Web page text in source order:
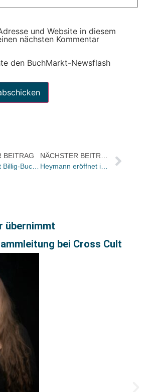
und Website in diesem
nächsten Kommentar
den BuchMarkt-Newsflash
BEITRAG
SZ startet Billig-Buch-Aktion mit Steppenwolf / Erster Titel wird verschenkt
übernimmt
bei Cross Cult